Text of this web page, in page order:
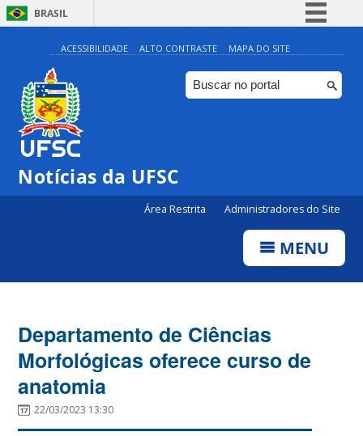
BRASIL
Simplifique!
Comunica BR
Participe
ACESSIBILIDADE ALTO CONTRASTE MAPA DO SITE
Notícias da UFSC
Área Restrita Administradores do Site
MENU
Departamento de Ciências
Morfológicas oferece curso de
anatomia
22/03/2023 13:30